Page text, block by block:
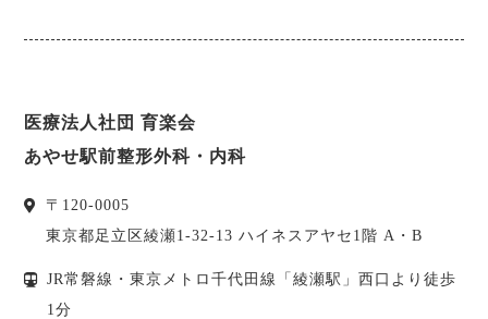
医療法人社団 育楽会
あやせ駅前整形外科・内科
〒 120-0005
東京都足立区綾瀬1-32-13 ハイネスアヤセ1階 A・B
JR常磐線・東京メトロ千代田線「綾瀬駅」西口より徒歩
1分